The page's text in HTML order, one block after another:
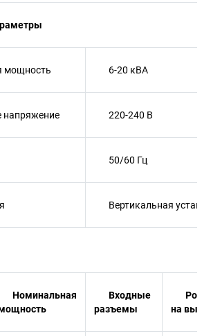
мощность 6-20 кВА
напряжение 220-240 В
50/60 Гц
Вертикальная
Номинальная
Входные
разъемы
на